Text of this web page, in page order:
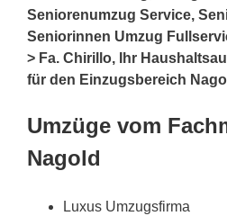
Seniorenumzug Service,
Seniorinnen Umzug
> Fa. Chirillo, Ihr
für den Einzugsbereich
Umzüge vom
Nagold
Luxus Umzugsfirma